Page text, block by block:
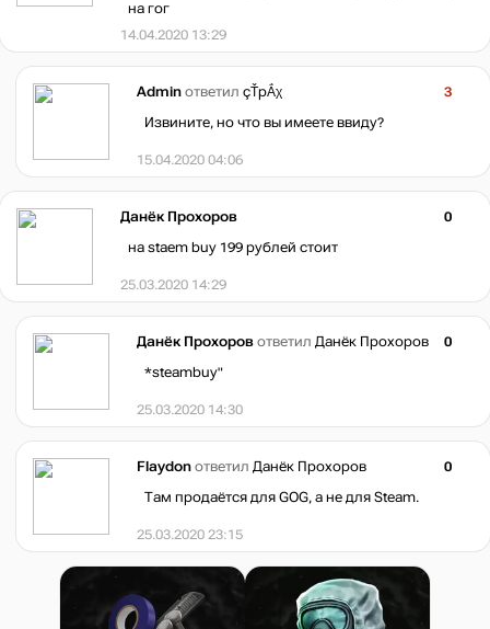
на гог
14.04.2020 13:29
Admin ответил çŤрẮχ
3
Извините, но что вы имеете ввиду?
15.04.2020 04:06
Данёк Прохоров
0
на staem buy 199 рублей стоит
25.03.2020 14:29
Данёк Прохоров ответил Данёк Прохоров
0
*steambuy"
25.03.2020 14:30
Flaydon ответил Данёк Прохоров
0
Там продаётся для GOG, а не для Steam.
25.03.2020 23:15